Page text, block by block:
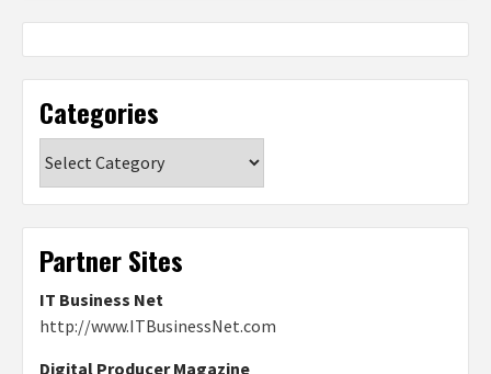
Categories
Partner Sites
IT Business Net
http://www.ITBusinessNet.com
Digital Producer Magazine